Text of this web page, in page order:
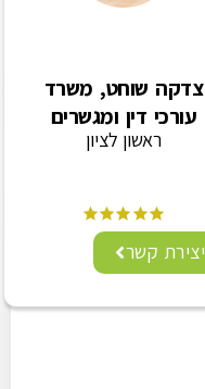
צדקה שוחט, משרד
עורכי דין ומגשרים
ראשון לציון
יצירת קשר